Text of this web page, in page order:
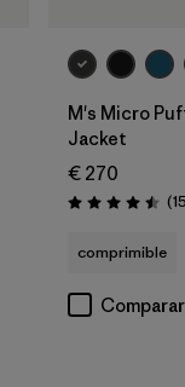
M's Micro
Jacket
€ 270
Puntuación: 4.5
comprimible
Comparar